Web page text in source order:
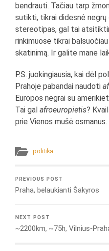
bendrauti. Tačiau tarp
sutikti, tikrai didesnė negrų
stereotipas, gal tai
rinkimuose tikrai
skatinimą. Ir galite mane
P.S. juokingiausia, kai dėl
Prahoje pabandai naudoti
Europos negrai su
Tai galafroeuropietis?
prie Vienos mušė osmanus.
politika
PREVIOUS POST
Praha, belaukianti Šakyros
NEXT POST
~2200km, ~75h, Vilnius-